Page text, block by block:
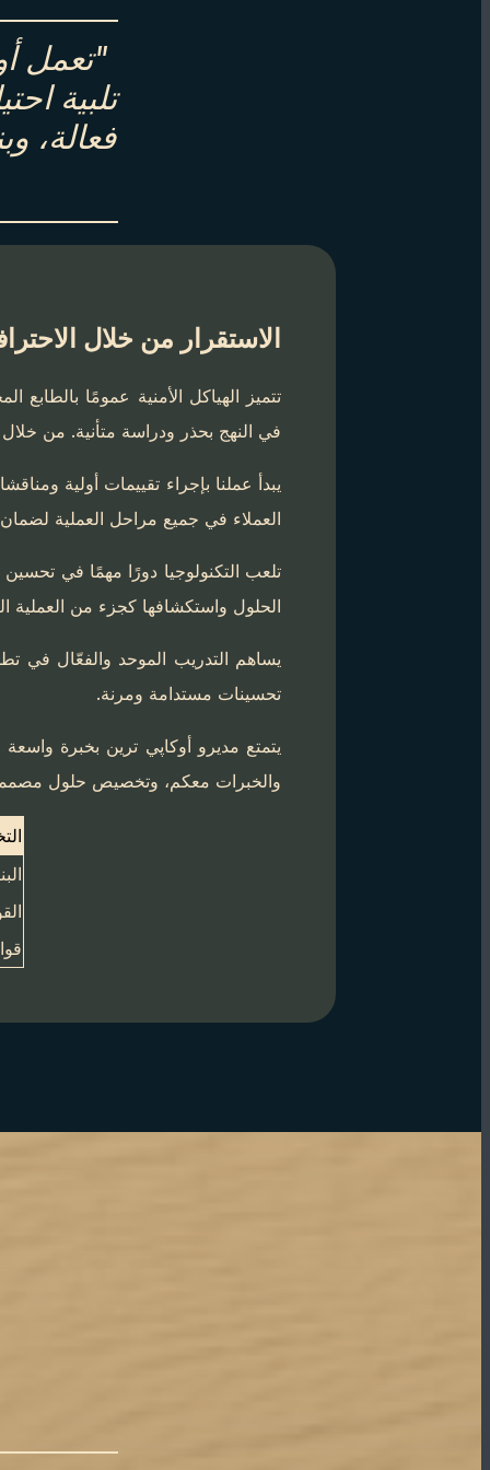
"تعمل
تلبية
فعالة،
الاستقرار من خلال
تتميز الهياكل الأمنية عمومًا
في النهج بحذر ودراسة متأنية. من
يبدأ عملنا بإجراء تقييمات أولية
العملاء في جميع مراحل العملية
تلعب التكنولوجيا دورًا مهمًا في
الحلول واستكشافها كجزء من العملية
يساهم التدريب الموحد والفعّال في
تحسينات مستدامة ومرنة.
يتمتع مديرو أوكاپي ترين بخبرة
والخبرات معكم، وتخصيص حلول